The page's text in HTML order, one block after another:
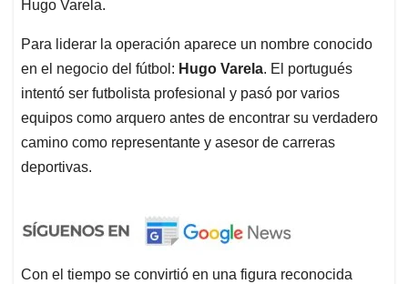
Hugo Varela.
Para liderar la operación aparece un nombre conocido
en el negocio del fútbol: Hugo Varela. El portugués
intentó ser futbolista profesional y pasó por varios
equipos como arquero antes de encontrar su verdadero
camino como representante y asesor de carreras
deportivas.
Con el tiempo se convirtió en una figura reconocida